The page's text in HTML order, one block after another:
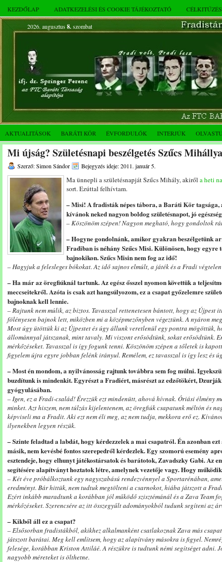
KEZDŐLAP ADATKEZELÉSI ÉS COOKIE TÁJÉKOZTATÓ
2026. augusztus 8.szombat
AKTUALITÁSOK BARÁTI KÖR ÉVFORDULÓK INTERJÚK
Mi újság? Születésnapi beszélgetés Szűcs
Szerző: Simon Sándor Bejegyzés ideje: 2011. január 5.
Ma ünnepli a születésnapját Szűcs Mihály, akiről a heti
sort. Ezúttal felhívtam.
– Misi! A fradisták népes tábora, a Baráti Kör tagsága,
kívánok neked nagyon boldog születésnapot, jó
– Köszönöm szépen! Nagyon megható, hogy gondoltok
– Hogyne gondolnánk, amikor gyakran beszélgetünk
Fradiban is néhány Szűcs Misi. Különösen, hogy
bajnokikon. Szűcs Misin nem fog az idő!
– Hagyjuk a felesleges bókokat. Az idő sajnos elmúlt, a játék és a Fradi
– Ha már az öregfiúknál tartunk. Az egész ősszel nyomon követtük a
meccseitekről. Azóta is csak azt hangsúlyozom, ez a csapat győzelemre
bajnoknak kell lennie.
– Rajtunk nem múlik, az biztos. Tavasszal rettenetesen bántott, hogy az Újpest
fölényesen bajnok lett, miközben mi a középmezőnyben végeztünk. A nyáron
Most úgy ütöttük ki az Újpestet és úgy állunk veretlenül egy pontra mögöttük,
állománnyal játszanak, mint tavaly. Mi viszont erősödtünk, sokat erősödtünk.
mérkőzéseket. Tavasszal is így fogunk tenni. Köszönöm szépen a tőletek is
figyelem újra egyre jobban felénk irányul. Remélem, ez tavasszal is így lesz és
– Most én mondom, a nyilvánosság rajtunk továbbra sem fog múlni.
buzdítunk is mindenkit. Egyrészt a Fradiért, másrészt az edzőtökért,
gyógyulásában.
– Igen, ez a Fradi-család! Érezzük ezt mindenütt, ahová hívnak. Óriási élmény
minket. Azt hiszem, nem túlzás kijelentenem, az öregfiúk csapatunk méltón és
képviseli ma a Fradit. Aki ezt nem éli meg, az nem tudja, mekkora erő ez.
ilyenekben legyen részük.
– Szinte feladtad a labdát, hogy kérdezzelek a mai csapatról. Én azonban
másik, nem kevésbé fontos szerepedről kérdezlek. Egy szomorú esemény
esztendeje, hogy elhunyt játékostársatok és barátotok, Zavadszky Gabi. Az
segítésére alapítványt hoztatok létre, amelynek vezetője vagy. Hogy
– Két éve próbálkoztunk egy nagyszabású rendezvénnyel a Sportarénában,
eredményt. Bár hittük, nem tudtuk megtölteni a csarnokot, hiába játszott a
Ezért inkább maradtunk a korábban jól működő szisztémánál és a Zava Team
mérkőzéseket. Szerencsére az itt összegyűlt adományokból tudunk segíteni az
– Kikből áll ez a csapat?
– Elsősorban fradistákból, akikhez alkalmanként csatlakoznak Zava más
játszott barátai. Meg kell említsem, hogy az alapítvány másokra is figyel.
felesége, korábban Kriston Attiláé. A részükre is tudtunk némi segítséget adni.
nagyobb méreteket is ölthetne.